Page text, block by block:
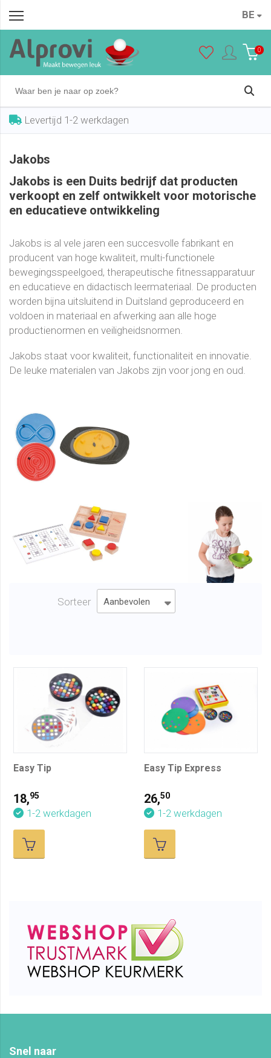
BE
0
Levertijd 1-2 werkdagen
Jakobs
Jakobs is een Duits bedrijf dat producten
verkoopt en zelf ontwikkelt voor motorische
en educatieve ontwikkeling
Jakobs is al vele jaren een succesvolle fabrikant en
producent van hoge kwaliteit, multi-functionele
bewegingsspeelgoed, therapeutische fitnessapparatuur
en educatieve en didactisch leermateriaal. De producten
worden bijna uitsluitend in Duitsland geproduceerd en
voldoen in materiaal en afwerking aan alle hoge
productienormen en veiligheidsnormen.
Jakobs staat voor kwaliteit, functionaliteit en innovatie.
De leuke materialen van Jakobs zijn voor jong en oud.
Sorteer
Easy Tip
18,95
1-2 werkdagen
Easy Tip Express
26,50
1-2 werkdagen
Snel naar